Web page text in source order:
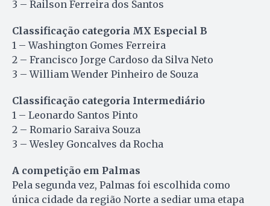
3 – Railson Ferreira dos Santos
Classificação categoria MX Especial B
1 – Washington Gomes Ferreira
2 – Francisco Jorge Cardoso da Silva Neto
3 – William Wender Pinheiro de Souza
Classificação categoria Intermediário
1 – Leonardo Santos Pinto
2 – Romario Saraiva Souza
3 – Wesley Goncalves da Rocha
A competição em Palmas
Pela segunda vez, Palmas foi escolhida como
única cidade da região Norte a sediar uma etapa